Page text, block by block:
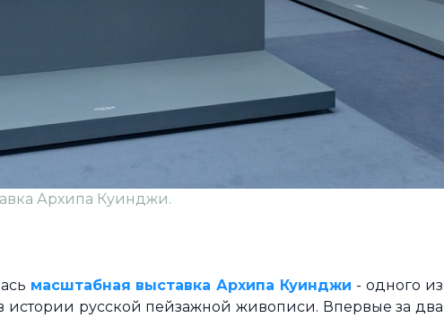
Архипа Куинджи.
масштабная выставка Архипа Куинджи - одного из
истории русской пейзажной живописи. Впервые за два